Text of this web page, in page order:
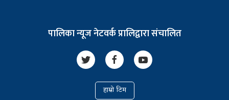
पालिका न्यूज नेटवर्क प्रालिद्वारा संचालित
हाम्रो टिम